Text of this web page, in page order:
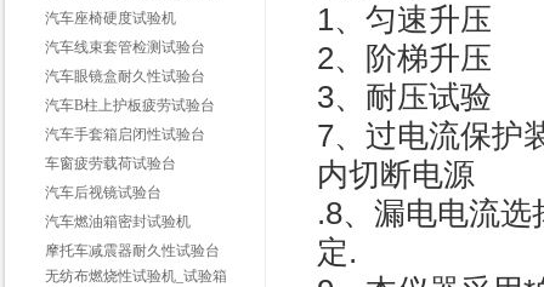
汽车座椅硬度试验机
汽车线束套管检测试验台
汽车眼镜盒耐久性试验台
汽车B柱上护板疲劳试验台
汽车手套箱启闭性试验台
车窗疲劳载荷试验台
汽车后视镜试验台
汽车燃油箱密封试验机
摩托车减震器耐久性试验台
无纺布燃烧性试验机_试验箱
1、匀速升压
2、阶梯升压
3、耐压试验
7、过电流保护
内切断电源
.8、漏电电流
定.